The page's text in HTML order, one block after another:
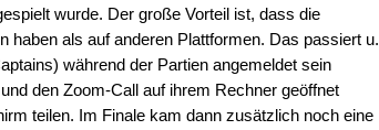
wurde. Der große Vorteil ist, dass die
haben als auf anderen Plattformen. Das passiert u.
während der Partien angemeldet sein
den Zoom-Call auf ihrem Rechner geöffnet
teilen. Im Finale kam dann zusätzlich noch eine